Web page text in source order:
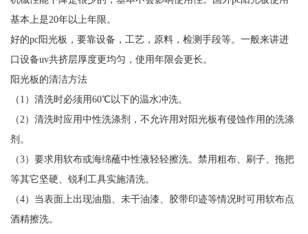
基本上是20年以上年限。
好的pc阳光板，要靠设备，工艺，原料，检测手段等。一般来讲进
口设备uv共挤层厚度更均匀，使用年限会更长。
阳光板的清洁方法
（1）清洗时必须用60℃以下的温水冲洗。
（2）清洗时应用中性洗涤剂，不允许用对阳光板有侵蚀作用的洗涤
剂。
（3）要求用软布或海绵蘸中性液轻轻擦洗。禁用粗布、刷子、拖把
等其它坚硬、锐利工具实施清洗。
（4）当表面上出现油脂、未干油漆、胶带印迹等情况时可用软布点
酒精擦洗。